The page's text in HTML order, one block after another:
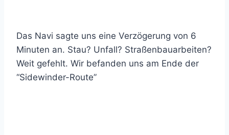
Das Navi sagte uns eine Verzögerung von 6
Minuten an. Stau? Unfall? Straßenbauarbeiten?
Weit gefehlt. Wir befanden uns am Ende der
“Sidewinder-Route”